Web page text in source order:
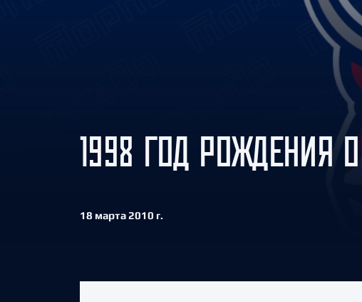
1998 ГОД РОЖДЕНИЯ
18 марта 2010 г.